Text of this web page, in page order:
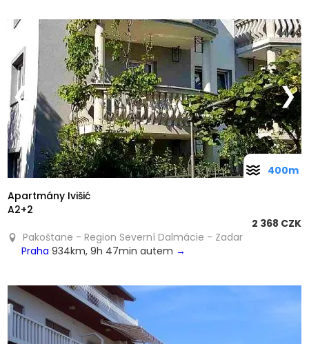
❮ ❯
Apartmány Ivišić
A2+2
2 368 CZK
Pakoštane - Region Severní Dalmácie - Zadar
Praha 934km, 9h 47min autem →
400m